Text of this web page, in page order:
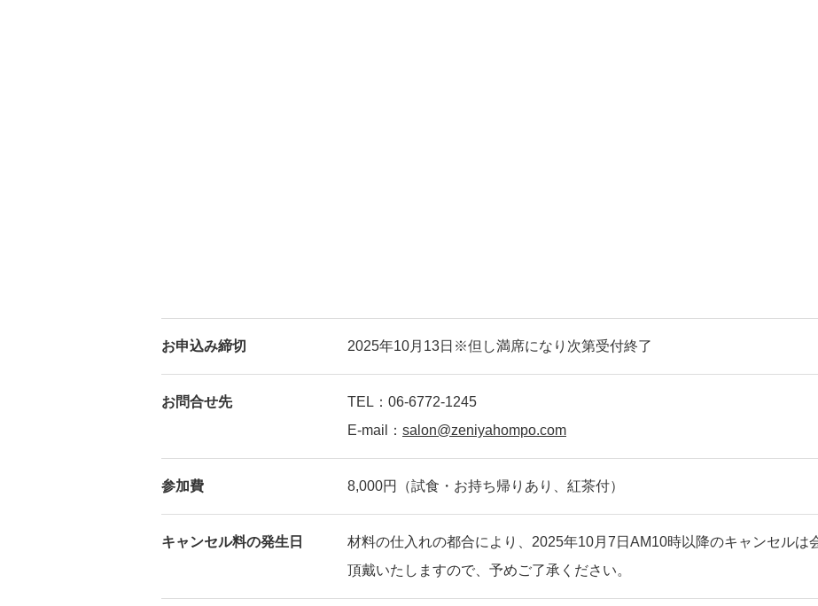
お申込み締切 2025年10月13日※但し満席になり次第受付終了
お問合せ先
TEL：06-6772-1245
E-mail： salon@zeniyahompo.com
参加費 8,000円（試食・お持ち帰りあり、紅茶付）
キャンセル料の発生日
材料の仕入れの都合により、2025年10月7日AM10時以降のキャンセルは
頂戴いたしますので、予めご了承ください。